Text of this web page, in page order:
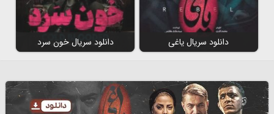
دانلود سریال یاغی دانلود سریال خون سرد